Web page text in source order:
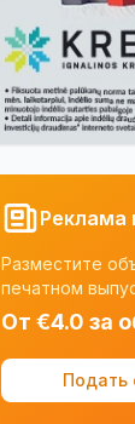
Реклама
Разместите
печатном
От €4.0 за
Подать